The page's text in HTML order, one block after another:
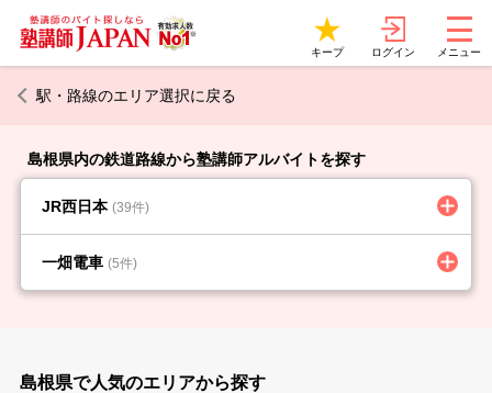
キープ ログイン メニュー
駅・路線のエリア選択に戻る
島根県内の鉄道路線から塾講師アルバイトを探す
JR西日本 (39件)
一畑電車 (5件)
島根県で人気のエリアから探す